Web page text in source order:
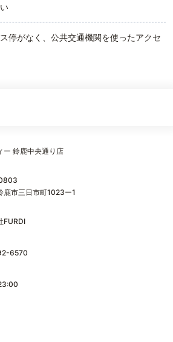
停がなく、公共交通機関を使ったアクセ
ー 鈴鹿中央通り店
鹿市三日市町1023ー1
FURDI
6570